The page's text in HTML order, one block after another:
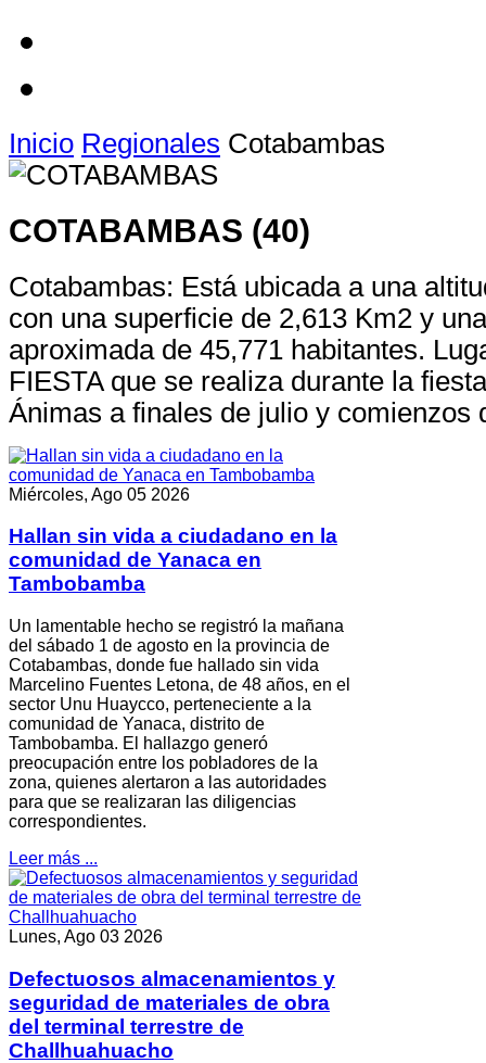
Inicio Regionales Cotabambas
COTABAMBAS (40)
Cotabambas: Está ubicada a una
con una superficie de 2,613 Km2 y
aproximada de 45,771 habitantes.
FIESTA que se realiza durante la
Ánimas a finales de julio y comienzos
Miércoles, Ago 05 2026
Hallan sin vida a ciudadano en la
comunidad de Yanaca en
Tambobamba
Un lamentable hecho se registró la mañana
del sábado 1 de agosto en la provincia de
Cotabambas, donde fue hallado sin vida
Marcelino Fuentes Letona, de 48 años, en el
sector Unu Huaycco, perteneciente a la
comunidad de Yanaca, distrito de
Tambobamba. El hallazgo generó
preocupación entre los pobladores de la
zona, quienes alertaron a las autoridades
para que se realizaran las diligencias
correspondientes.
Leer más ...
Lunes, Ago 03 2026
Defectuosos almacenamientos y
seguridad de materiales de obra
del terminal terrestre de
Challhuahuacho